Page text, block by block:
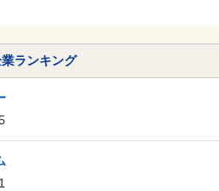
業ランキング